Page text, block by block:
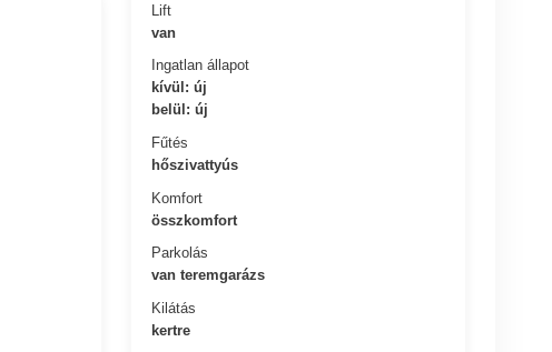
Lift
van
Ingatlan állapot
kívül: új
belül: új
Fűtés
hőszivattyús
Komfort
összkomfort
Parkolás
van teremgarázs
Kilátás
kertre